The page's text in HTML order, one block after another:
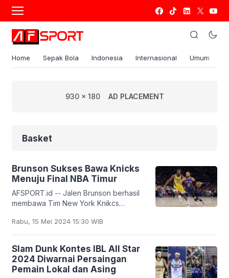
Home Sepak Bola Indonesia Internasional Umum
930 x 180 AD PLACEMENT
Basket
Brunson Sukses Bawa Knicks
Menuju Final NBA Timur
AFSPORT.id -- Jalen Brunson berhasil
membawa Tim New York Knikcs
Wilayah Timur usai unggul 3-2 atas
Indiana Pacers. Brunson
Rabu, 15 Mei 2024 15:30 WIB
Slam Dunk Kontes IBL All Star
2024 Diwarnai Persaingan
Pemain Lokal dan Asing